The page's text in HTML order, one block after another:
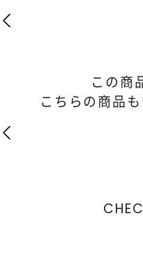
この商
こちらの商品